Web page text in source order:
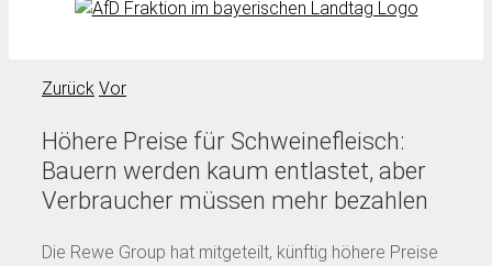
Zurück Vor
Höhere Preise für Schweinefleisch:
Bauern werden kaum entlastet, aber
Verbraucher müssen mehr bezahlen
Die Rewe Group hat mitgeteilt, künftig höhere Preise